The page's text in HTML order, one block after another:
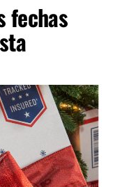
fechas